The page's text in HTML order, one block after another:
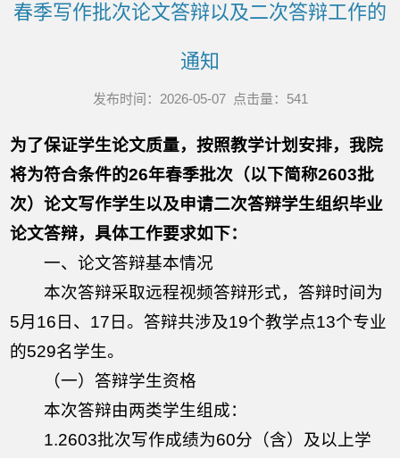
春季写作批次论文答辩以及二次答辩工作的
通知
发布时间：2026-05-07 点击量： 541
为了保证学生论文质量，按照教学计划安排，我院
将为符合条件的26年春季批次（以下简称2603批
次）论文写作学生以及申请二次答辩学生组织毕业
论文答辩，具体工作要求如下：
一、论文答辩基本情况
本次答辩采取远程视频答辩形式，答辩时间为
5月16日、17日。答辩共涉及19个教学点13个专业
的529名学生。
（一）答辩学生资格
本次答辩由两类学生组成：
1.2603批次写作成绩为60分（含）及以上学